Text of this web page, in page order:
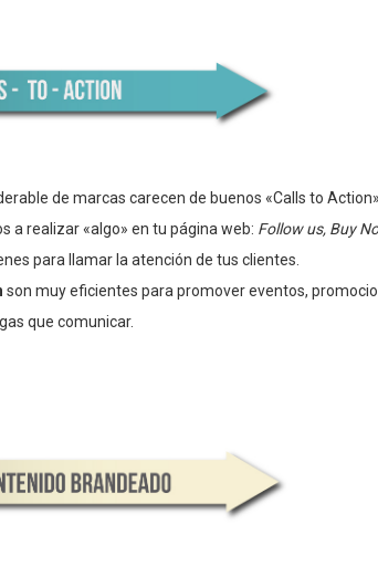
de marcas carecen de buenos «Calls to
a realizar «algo» en tu página web: Follow us, Buy
para llamar la atención de tus clientes.
son muy eficientes para promover eventos,
que comunicar.